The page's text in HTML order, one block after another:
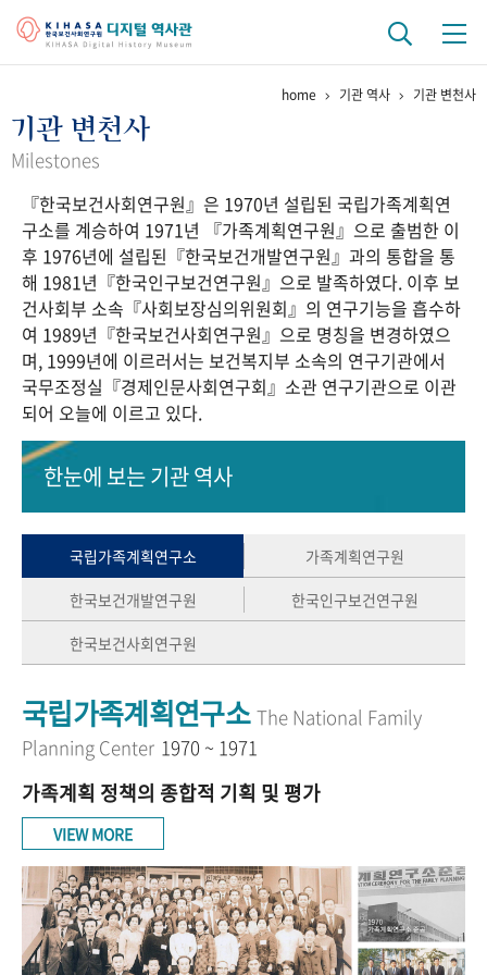
걸어온 길 기관 변천사
연구 역사
정책과 연구 키워드로 보는 연구 역사
연구자들
간행물 변천사
기록물 아카이브
사진 아카이브 문서 기록물 행정박물 영상 기록물
50+1 주년 기념
세계와 함께 한 KIHASA
VR 역사관
home 기관 역사 기관 변천사
기관 변천사
Milestones
『한국보건사회연구원』은 1970년 설립된 국립가족계획연
구소를 계승하여 1971년 『가족계획연구원』으로 출범한 이
후 1976년에 설립된『한국보건개발연구원』과의 통합을 통
해 1981년『한국인구보건연구원』으로 발족하였다. 이후 보
건사회부 소속『사회보장심의위원회』의 연구기능을 흡수하
여 1989년『한국보건사회연구원』으로 명칭을 변경하였으
며, 1999년에 이르러서는 보건복지부 소속의 연구기관에서
국무조정실『경제인문사회연구회』소관 연구기관으로 이관
되어 오늘에 이르고 있다.
한눈에 보는기관 역사
국립가족계획연구소
가족계획연구원
한국보건개발연구원
한국인구보건연구원
한국보건사회연구원
국립가족계획연구소 The National Family
Planning Center 1970 ~ 1971
가족계획 정책의 종합적 기획 및 평가
VIEW MORE